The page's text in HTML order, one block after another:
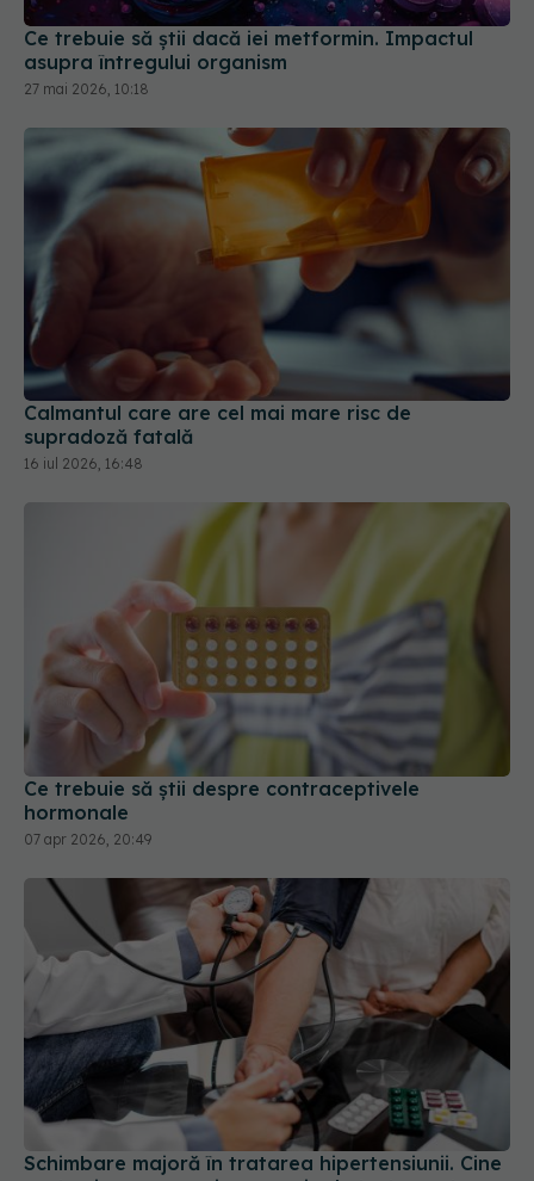
27 mai 2026, 10:18
Calmantul care are cel mai mare risc de
supradoză fatală
16 iul 2026, 16:48
Ce trebuie să știi despre contraceptivele
hormonale
07 apr 2026, 20:49
Schimbare majoră în tratarea hipertensiunii. Cine
sunt cei care nu mai au nevoie de tratament